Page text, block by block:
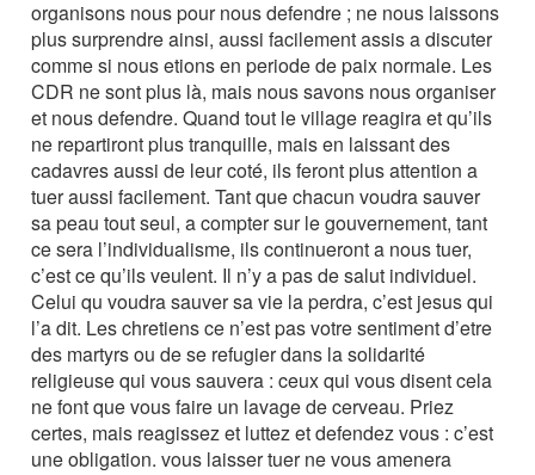
organisons nous pour nous defendre ; ne nous laissons
plus surprendre ainsi, aussi facilement assis a discuter
comme si nous etions en periode de paix normale. Les
CDR ne sont plus là, mais nous savons nous organiser
et nous defendre. Quand tout le village reagira et qu’ils
ne repartiront plus tranquille, mais en laissant des
cadavres aussi de leur coté, ils feront plus attention a
tuer aussi facilement. Tant que chacun voudra sauver
sa peau tout seul, a compter sur le gouvernement, tant
ce sera l’individualisme, ils continueront a nous tuer,
c’est ce qu’ils veulent. Il n’y a pas de salut individuel.
Celui qu voudra sauver sa vie la perdra, c’est jesus qui
l’a dit. Les chretiens ce n’est pas votre sentiment d’etre
des martyrs ou de se refugier dans la solidarité
religieuse qui vous sauvera : ceux qui vous disent cela
ne font que vous faire un lavage de cerveau. Priez
certes, mais reagissez et luttez et defendez vous : c’est
une obligation. vous laisser tuer ne vous amenera